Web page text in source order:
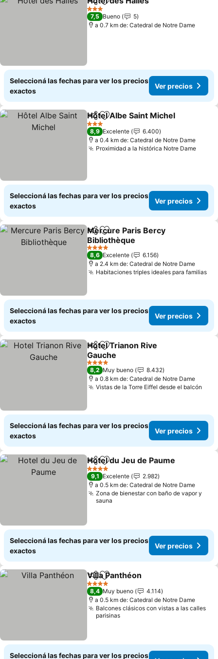
CompartirAñadir a favoritos
3 Estrellas
7,5 Bueno
5
a 0.7 km de: Catedral de Notre Dame
Seleccioná las fechas para ver los precios
exactos
Ver precios
CompartirAñadir a favoritos
Hôtel Albe Saint Michel
3 Estrellas
8,9 Excelente
6.400
a 0.4 km de: Catedral de Notre Dame
Proximidad a la histórica Notre DameVer
Seleccioná las fechas para ver los precios
exactos
Ver precios
CompartirAñadir a favoritos
Mercure Paris Bercy
Bibliothèque
Ver precios
4 Estrellas
8,6 Excelente
6.156
a 2.4 km de: Catedral de Notre Dame
Habitaciones triples ideales para familias
Seleccioná las fechas para ver los precios
exactos
Ver precios
CompartirAñadir a favoritos
Hotel Trianon Rive
Gauche
Ver precios
4 Estrellas
8,2 Muy bueno
8.432
a 0.8 km de: Catedral de Notre Dame
Vistas de la Torre Eiffel desde el balcón
Seleccioná las fechas para ver los precios
exactos
Ver precios
CompartirAñadir a favoritos
Hotel du Jeu de Paume
4 Estrellas
9,1 Excelente
2.982
a 0.5 km de: Catedral de Notre Dame
Zona de bienestar con baño de vapor y
sauna
Seleccioná las fechas para ver los precios
exactos
Ver precios
CompartirAñadir a favoritos
Villa Panthéon
4 Estrellas
8,4 Muy bueno
4.114
a 0.5 km de: Catedral de Notre Dame
Balcones clásicos con vistas a las calles
parisinas
Seleccioná las fechas para ver los precios